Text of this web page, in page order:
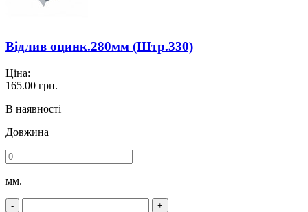
Відлив оцинк.280мм (Штр.330)
Ціна:
165.00 грн.
В наявності
Довжина
мм.
-
+